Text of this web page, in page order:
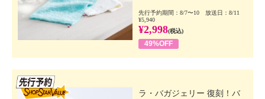
先行予約期間：8/7〜10 放送日：8/11
¥5,940
¥2,998(税込)
49%OFF
ラ・バガジェリー 復刻！バ